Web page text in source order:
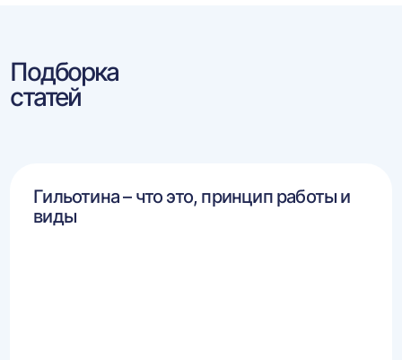
Подборка
статей
Гильотина – что это, принцип работы и
виды